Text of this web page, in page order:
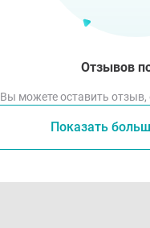
Отзывов
Вы можете оставить отзыв,
Показать